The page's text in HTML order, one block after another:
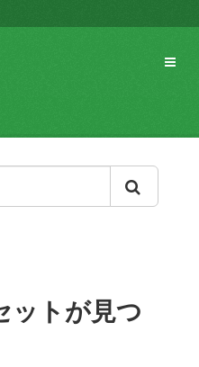
ットが見つ